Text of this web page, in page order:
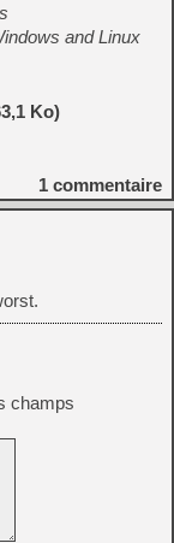
and Linux
Ko)
1 commentaire
champs